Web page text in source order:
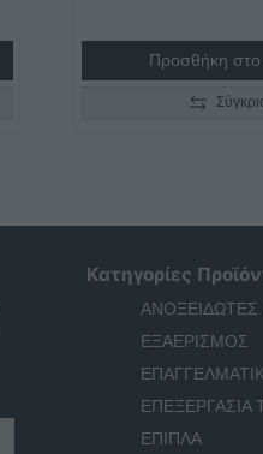
Προσθήκη στο
Κατηγορίες
ΑΝΟΞΕΙΔΩΤΕΣ
ΕΞΑΕΡΙΣΜΟΣ
ΕΠΕΞΕΡΓΑΣΙΑ
ΕΠΙΠΛΑ